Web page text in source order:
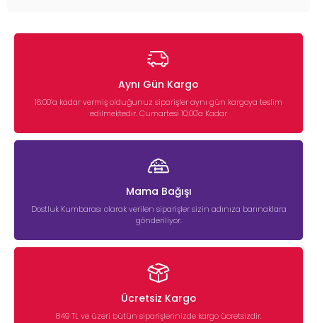
Aynı Gün Kargo
16:00’a kadar vermiş olduğunuz siparişler aynı gün kargoya teslim
edilmektedir. Cumartesi 10:00'a Kadar
Mama Bağışı
Dostluk Kumbarası olarak verilen siparişler sizin adınıza barınaklara
gönderiliyor.
Ücretsiz Kargo
849 TL ve üzeri bütün siparişlerinizde kargo ücretsizdir.